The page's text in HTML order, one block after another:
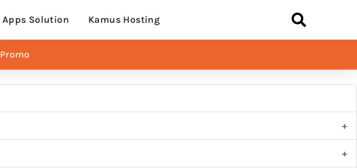
Apps Solution Kamus Hosting
Promo